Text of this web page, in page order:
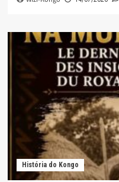
História do Kongo